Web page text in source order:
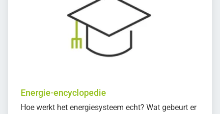
Energie-encyclopedie
Hoe werkt het energiesysteem echt? Wat gebeurt er